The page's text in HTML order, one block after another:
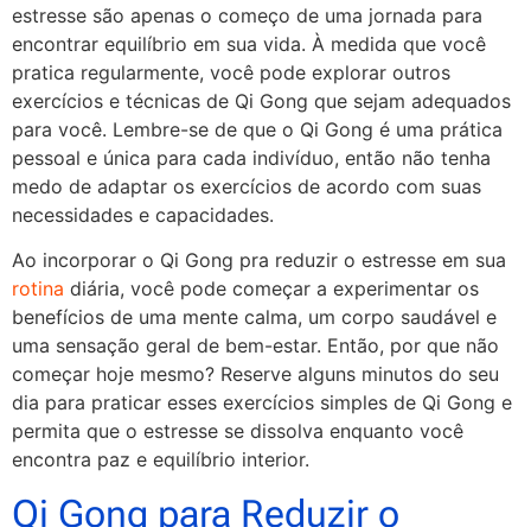
estresse são apenas o começo de uma jornada para
encontrar equilíbrio em sua vida. À medida que você
pratica regularmente, você pode explorar outros
exercícios e técnicas de Qi Gong que sejam adequados
para você. Lembre-se de que o Qi Gong é uma prática
pessoal e única para cada indivíduo, então não tenha
medo de adaptar os exercícios de acordo com suas
necessidades e capacidades.
Ao incorporar o Qi Gong pra reduzir o estresse em sua
rotina diária, você pode começar a experimentar os
benefícios de uma mente calma, um corpo saudável e
uma sensação geral de bem-estar. Então, por que não
começar hoje mesmo? Reserve alguns minutos do seu
dia para praticar esses exercícios simples de Qi Gong e
permita que o estresse se dissolva enquanto você
encontra paz e equilíbrio interior.
Qi Gong para Reduzir o